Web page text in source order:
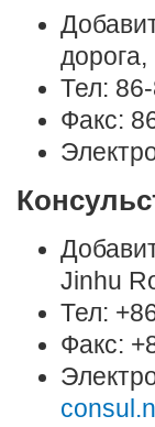
Тел:
Факс:
Jinhu
Тел:
Факс: